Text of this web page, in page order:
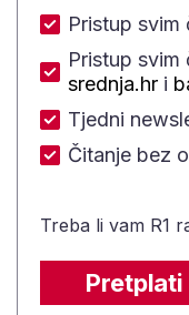
Pristup svim
Pristup svim
srednja.hr i
Tjedni
Čitanje bez
Treba li vam R1
Pretplati